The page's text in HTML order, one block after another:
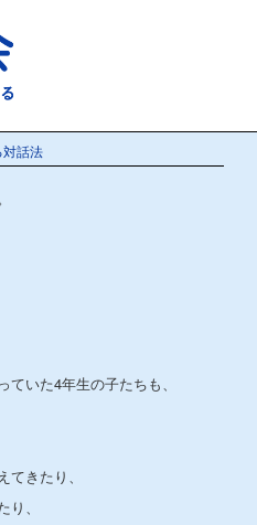
話法
いた4年生の子たちも、
きたり、
、